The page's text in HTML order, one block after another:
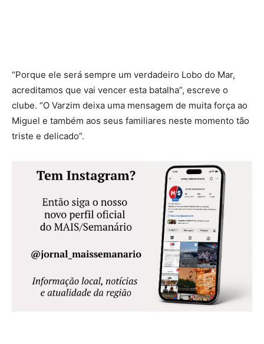
“Porque ele será sempre um verdadeiro Lobo do Mar,
acreditamos que vai vencer esta batalha”, escreve o
clube. “O Varzim deixa uma mensagem de muita força ao
Miguel e também aos seus familiares neste momento tão
triste e delicado”.